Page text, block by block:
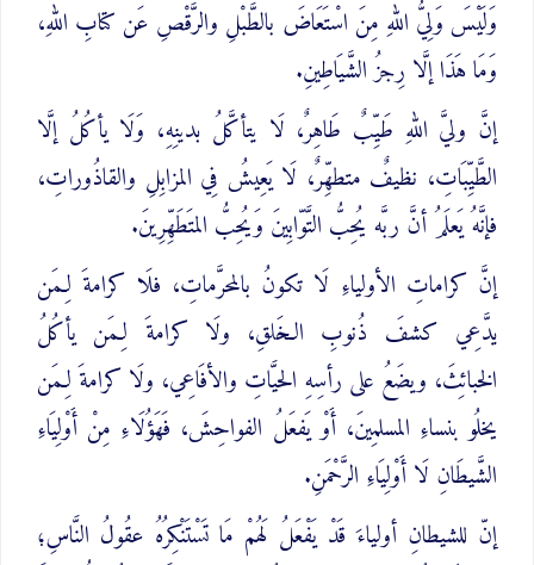
وَلَيْسَ وَلِيُّ اللهِ مِنَ اسْتَعَاضَ بالطَّبْلِ والرَّقْصِ عَن كتابِ اللهِ،
وَمَا هَذَا إلَّا رِجزُ الشَّيَاطِينِ.
إنَّ وليَّ اللهِ طَيِّبٌ طَاهِرٌ، لَا يتأكَّلُ بدينِهِ، وَلَا يأكُلُ إلَّا
الطَّيِّبَاتِ، نظيفٌ متطهِّرٌ، لَا يَعِيشُ فِي المزابِلِ والقاذُوراتِ،
فإنَّهُ يَعلَمُ أنَّ ربَّه يُحِبُّ التَّوّابِينَ وَيُحِبُّ المتَطَهِّرِينَ.
إنَّ كراماتِ الأولياءِ لَا تكونُ بالمحرَّماتِ، فلَا كرامةَ لِـمَن
يدَّعِي كشفَ ذُنوبِ الـخَلقِ، ولَا كرامةَ لِـمَن يأكُلُ
الخبائِثَ، ويضَعُ على رأسِهِ الحيَّاتِ والأفَاعِي، ولَا كرامةَ لِـمَن
يخلُو بنساءِ المسلمِينَ، أَوْ يَفعَلُ الفواحِشَ، فَهَؤُلَاءِ مِنْ أَوْلِيَاءِ
الشَّيطَانِ لَا أَوْلِيَاءِ الرَّحْمَنِ.
إنّ للشيطانِ أولياءَ قَدْ يَفْعَلُ لَهُمْ مَا تَسْتَنْكِرُهُ عقُولُ النَّاسِ؛